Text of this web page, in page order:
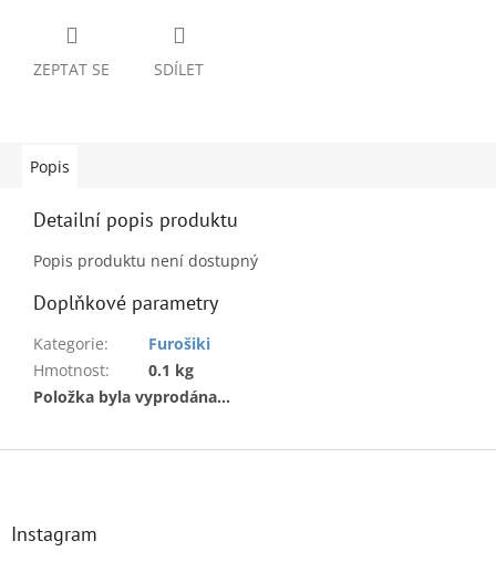
ZEPTAT SE SDÍLET
Popis
Detailní popis produktu
Popis produktu není dostupný
Doplňkové parametry
Kategorie:
Furošiki
Hmotnost:
0.1 kg
Položka byla vyprodána…
Z
Instagram